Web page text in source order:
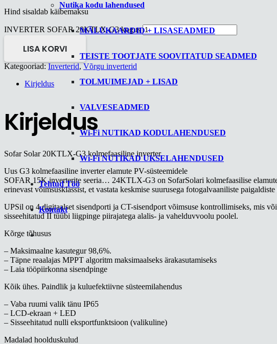
Nutika kodu lahendused
MÄLUKAARDID + LISASEADMED
TEISTE TOOTJATE SOOVITATUD SEADMED
TOLMUIMEJAD + LISAD
VALVESEADMED
Wi-Fi NUTIKAD KODULAHENDUSED
Wi-Fi NUTIKAD UKSELAHENDUSED
Tehtud Töö
Kontakt
Hind sisaldab käibemaksu
INVERTER SOFAR 20KTLX-G3 kogus
LISA KORVI
Kategooriad: Inverterid, Võrgu inverterid
Kirjeldus
Kirjeldus
Sofar Solar 20KTLX-G3 kolmefaasiline inverter
Uus G3 kolmefaasiline inverter elamute PV-süsteemidele
SOFAR 15K inverterite seeria… 24KTLX-G3 on SofarSolari kolmefaasilise
erinevast võimsusklassist, et vastata keskmise suurusega fotogalvaaniliste paigaldiste
UPSil on 4 digitaalset sisendporti ja CT-sisendport võimsuse kontrollimiseks, mis
sisseehitatud II tüübi liigpinge piirajatega alalis- ja vahelduvvoolu poolel.
Kõrge tõhusus
– Maksimaalne kasutegur 98,6%.
– Täpne reaalajas MPPT algoritm maksimaalseks ärakasutamiseks
– Laia tööpiirkonna sisendpinge
Kõik ühes. Paindlik ja kuluefektiivne süsteemilahendus
– Vaba ruumi valik tänu IP65
– LCD-ekraan + LED
– Sisseehitatud nulli eksportfunktsioon (valikuline)
Madalad hoolduskulud